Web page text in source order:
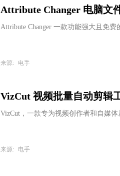
Attribute Changer 电脑文
Attribute Changer 一款功能强大且免费
来源: 电手
VizCut 视频批量自动剪辑
VizCut，一款专为视频创作者和自媒
来源: 电手